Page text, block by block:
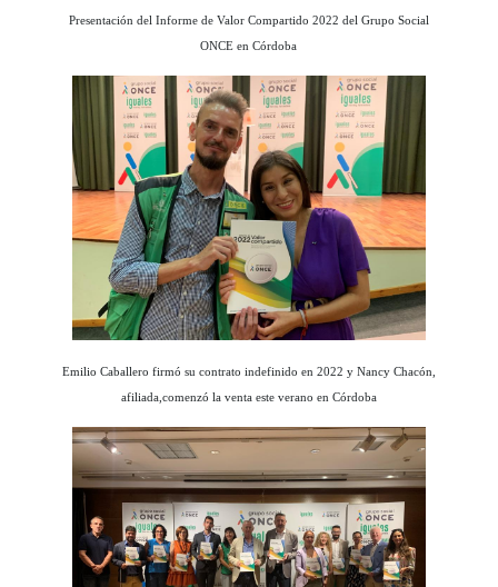
Presentación del Informe de Valor Compartido 2022 del Grupo Social
ONCE en Córdoba
Emilio Caballero firmó su contrato indefinido en 2022 y Nancy Chacón,
afiliada,comenzó la venta este verano en Córdoba